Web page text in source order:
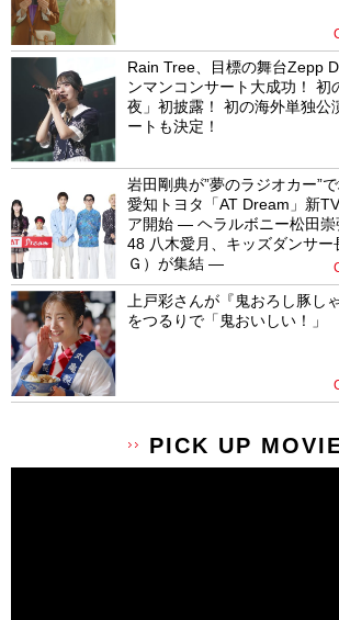
Rain Tree、目標の舞台Zepp
ンマンコンサート大成功！ 初
夜」初披露！ 初の海外単独公
ートも決定！
岩田剛典が”夢のラジオカー”
愛知トヨタ「AT Dream」新
ア開始 ― ヘラルボニー松田崇
48 八木愛月、キッズダンサー
Ｇ）が集結 ―
上戸彩さんが『鬼おろし豚し
をつるりで「鬼おいしい！」
PICK UP